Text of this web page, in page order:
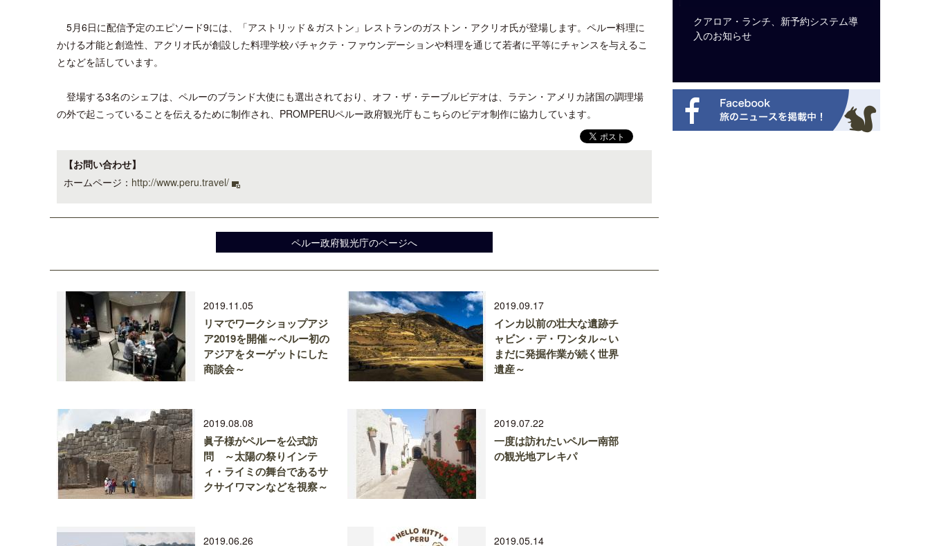
5月6日に配信予定のエピソード9には、「アストリッド＆ガストン」レストランのガストン・アクリオ氏が登場します。ペルー料理に
かける才能と創造性、アクリオ氏が創設した料理学校パチャクテ・ファウンデーションや料理を通じて若者に平等にチャンスを与えるこ
となどを話しています。
登場する3名のシェフは、ペルーのブランド大使にも選出されており、オフ・ザ・テーブルビデオは、ラテン・アメリカ諸国の調理場
の外で起こっていることを伝えるために制作され、PROMPERUペルー政府観光庁もこちらのビデオ制作に協力しています。
【お問い合わせ】
ホームページ： http://www.peru.travel/
ペルー政府観光庁のページへ
2019.11.05
リマでワークショップアジ
ア2019を開催～ペルー初の
アジアをターゲットにした
商談会～
2019.09.17
インカ以前の壮大な遺跡チ
ャビン・デ・ワンタル～い
まだに発掘作業が続く世界
遺産～
2019.08.08
眞子様がペルーを公式訪
問 ～太陽の祭りインテ
ィ・ライミの舞台であるサ
クサイワマンなどを視察～
2019.07.22
一度は訪れたいペルー南部
の観光地アレキパ
2019.06.26 2019.05.14
ロサンゼルス観光局、ウォルト・ディ
ズニーゆかりのスポット10選を紹介
開業50周年に合わせ「ザ ビュッフェ
アット ハイアット」のメニューを刷
新
クアロア・ランチ、新予約システム導
入のお知らせ